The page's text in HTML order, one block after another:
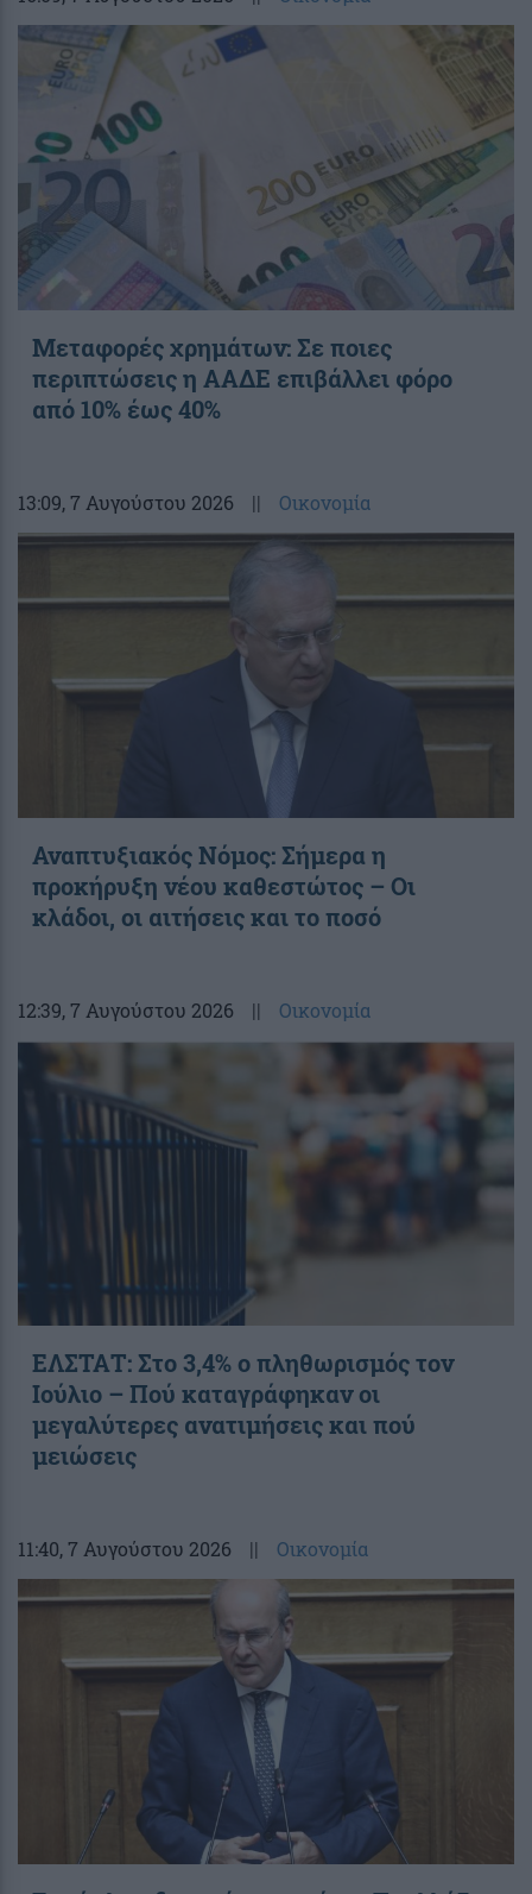
Μεταφορές χρημάτων: Σε ποιες
περιπτώσεις η ΑΑΔΕ επιβάλλει φόρο
από 10% έως 40%
13:09, 7 Αυγούστου 2026 || Οικονομία
Αναπτυξιακός Νόμος: Σήμερα η
προκήρυξη νέου καθεστώτος – Οι
κλάδοι, οι αιτήσεις και το ποσό
12:39, 7 Αυγούστου 2026 || Οικονομία
ΕΛΣΤΑΤ: Στο 3,4% ο πληθωρισμός τον
Ιούλιο – Πού καταγράφηκαν οι
μεγαλύτερες ανατιμήσεις και πού
μειώσεις
11:40, 7 Αυγούστου 2026 || Οικονομία